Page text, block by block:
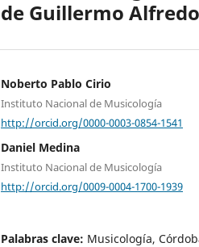
de Guillermo
Noberto Pablo Cirio
Instituto Nacional de Musicología
http://orcid.org/0000-0003-0854-1541
Daniel Medina
Instituto Nacional de Musicología
http://orcid.org/0009-0004-1700-1939
Palabras clave: Musicología,